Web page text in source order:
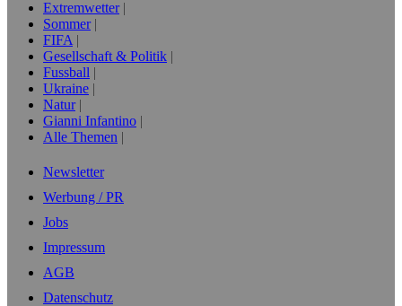
Extremwetter
Sommer
FIFA
Gesellschaft & Politik
Fussball
Ukraine
Natur
Gianni Infantino
Alle Themen
Newsletter
Werbung / PR
Jobs
Impressum
AGB
Datenschutz